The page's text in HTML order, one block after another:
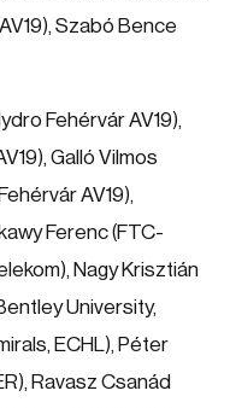
Szabó Bence
Fehérvár AV19),
Galló Vilmos
AV19),
Ferenc (FTC-
Nagy Krisztián
University,
ECHL), Péter
Ravasz Csanád